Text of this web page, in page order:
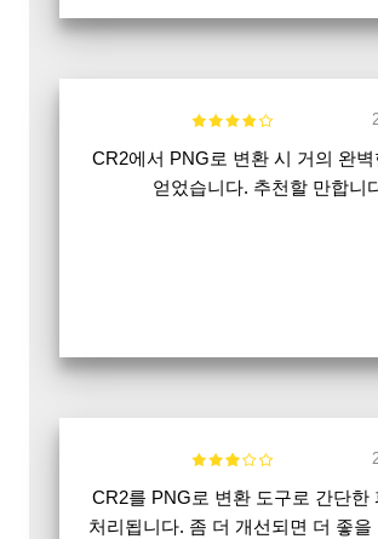
CR2에서 PNG로 변환 시 거의 완
얻었습니다. 추천할 만합니
CR2를 PNG로 변환 도구로 간단한
처리됩니다. 좀 더 개선되면 더 좋을